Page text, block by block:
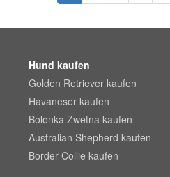
Hund kaufen
Golden Retriever kaufen
Havaneser kaufen
Bolonka Zwetna kaufen
Australian Shepherd kaufen
Border Collie kaufen